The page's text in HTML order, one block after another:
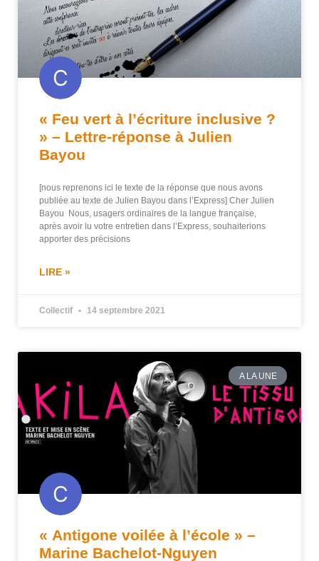
« Feu vert à l’écriture inclusive ?
» – Lettre-réponse à Julien
Bayou
[nous reprenons ici le texte de la réponse que nous avons
publiée au texte de Julien Bayou dans l’Express] Cher Julien
Bayou Nous, usagers ordinaires de la langue française,
après avoir lu votre entretien dans l’Express, souhaiterions
apporter des précisions
LIRE »
Collectif 14 septembre 2021
A LA UNE
« Antigone voilée à l’école » –
Marine Bachelot-Nguyen